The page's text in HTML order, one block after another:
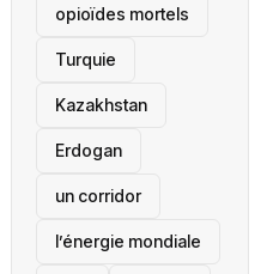
opioïdes mortels
‎Turquie
Kazakhstan
Erdogan
un corridor
l’énergie mondiale